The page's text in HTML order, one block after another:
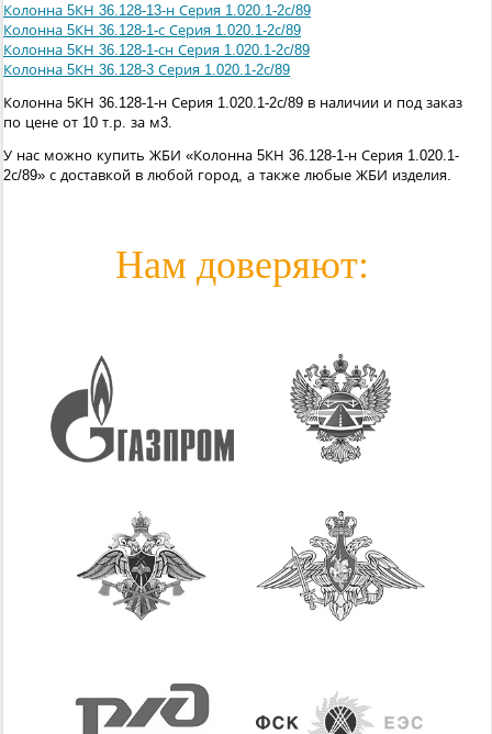
Колонна 5КН 36.128-13-н Серия 1.020.1-2с/89
Колонна 5КН 36.128-1-с Серия 1.020.1-2с/89
Колонна 5КН 36.128-1-сн Серия 1.020.1-2с/89
Колонна 5КН 36.128-3 Серия 1.020.1-2с/89
Колонна 5КН 36.128-1-н Серия 1.020.1-2с/89 в наличии и под заказ
по цене от 10 т.р. за м3.
У нас можно купить ЖБИ «Колонна 5КН 36.128-1-н Серия 1.020.1-
2с/89» с доставкой в любой город, а также любые ЖБИ изделия.
Нам доверяют: